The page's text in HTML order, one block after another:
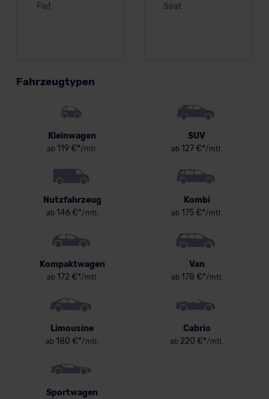
Fiat Seat
Fahrzeugtypen
Kleinwagen
ab 119 €*/mtl.
SUV
ab 127 €*/mtl.
Nutzfahrzeug
ab146 €*/mtl.
Kombi
ab 175 €*/mtl.
Kompaktwagen
ab172 €*/mtl.
Van
ab178 €*/mtl.
Limousine
ab 180 €*/mtl.
Cabrio
ab 220 €*/mtl.
Sportwagen